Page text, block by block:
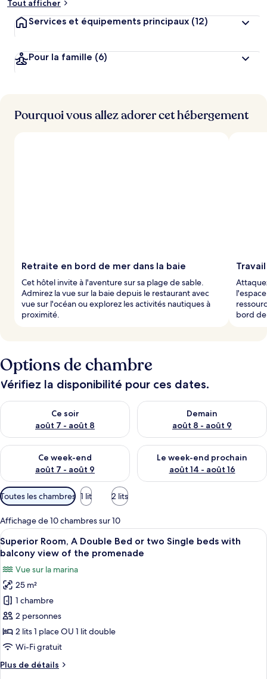
Tout afficher
Services et équipements principaux (12)
Pour la famille (6)
Pourquoi vous allez adorer cet hébergement
Retraite en bord de mer dans la baie
Cet hôtel invite à l'aventure sur sa plage de sable.
Admirez la vue sur la baie depuis le restaurant avec
vue sur l'océan ou explorez les activités nautiques à
proximité.
bord
Options de chambre
Vérifiez la disponibilité pour ces dates.
Ce soir
août 7 - août 8
Vérifier la disponibilité pour ce soir août 7 - août 8
Demain
août 8 - août 9
Vérifier la disponibilité pour
Ce week-end
août 7 - août 9
Vérifier la disponibilité pour ce week-end août 7 - août 9
Le week-end prochain
août 14 - août 16
Vérifier la disponibilité pour
Filtres
disponibles
pour
les
chambres
Toutes les chambres 1 lit 2 lits
Affichage de 10 chambres sur 10
Afficher
toutes
photos
pour
ce
type
de
chambre :
Room,
Une chambre d’hôtel avec un grand
7
Superior Room, A Double Bed or two Single beds with
balcony view of the promenade
Vue sur la marina
25 m²
1 chambre
2 personnes
2 lits 1 place OU 1 lit double
Wi-Fi gratuit
Plus de détails
Plus